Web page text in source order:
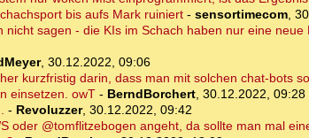
bis aufs Mark ruiniert- sensortimecom,
nicht sagen - die KIs im Schach haben nur eine
, 30.12.2022, 09:06
kurzfristig darin, dass man mit solchen chat-bots
einsetzen. owT - BerndBorchert, 30.12.2022, 09:28
- Revoluzzer, 30.12.2022, 09:42
oder @tomflitzebogen angeht, da sollte man mal